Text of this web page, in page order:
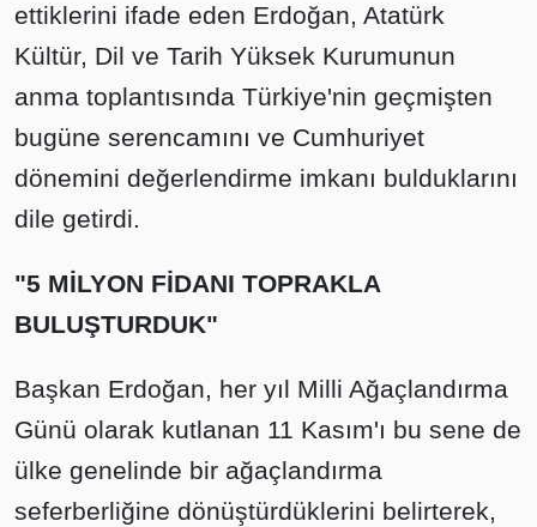
ettiklerini ifade eden Erdoğan, Atatürk
Kültür, Dil ve Tarih Yüksek Kurumunun
anma toplantısında Türkiye'nin geçmişten
bugüne serencamını ve Cumhuriyet
dönemini değerlendirme imkanı bulduklarını
dile getirdi.
"5 MİLYON FİDANI TOPRAKLA
BULUŞTURDUK"
Başkan Erdoğan, her yıl Milli Ağaçlandırma
Günü olarak kutlanan 11 Kasım'ı bu sene de
ülke genelinde bir ağaçlandırma
seferberliğine dönüştürdüklerini belirterek,